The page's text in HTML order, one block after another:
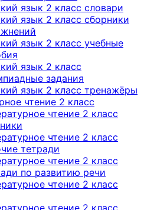
язык 2 класс словари
язык 2 класс сборники
язык 2 класс учебные
язык 2 класс
задания
язык 2 класс тренажёры
чтение 2 класс
чтение 2 класс
чтение 2 класс
тетради
чтение 2 класс
по развитию речи
чтение 2 класс
чтение 2 класс